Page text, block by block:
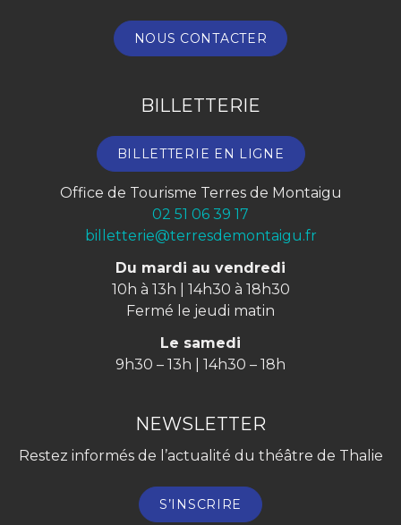
NOUS CONTACTER
BILLETTERIE
BILLETTERIE EN LIGNE
Office de Tourisme Terres de Montaigu
02 51 06 39 17
billetterie@terresdemontaigu.fr
Du mardi au vendredi
10h à 13h | 14h30 à 18h30
Fermé le jeudi matin
Le samedi
9h30 – 13h | 14h30 – 18h
NEWSLETTER
Restez informés de l’actualité du théâtre de Thalie
S’INSCRIRE